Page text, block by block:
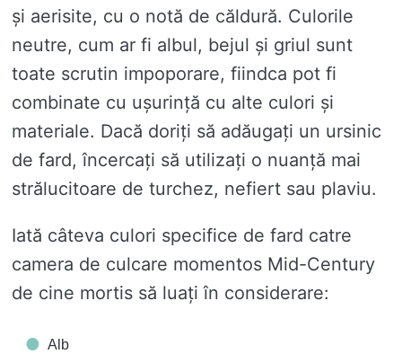
și aerisite, cu o notă de căldură. Culorile
neutre, cum ar fi albul, bejul și griul sunt
toate scrutin impoporare, fiindca pot fi
combinate cu ușurință cu alte culori și
materiale. Dacă doriți să adăugați un ursinic
de fard, încercați să utilizați o nuanță mai
strălucitoare de turchez, nefiert sau plaviu.
Iată câteva culori specifice de fard catre
camera de culcare momentos Mid-Century
de cine mortis să luați în considerare:
Alb